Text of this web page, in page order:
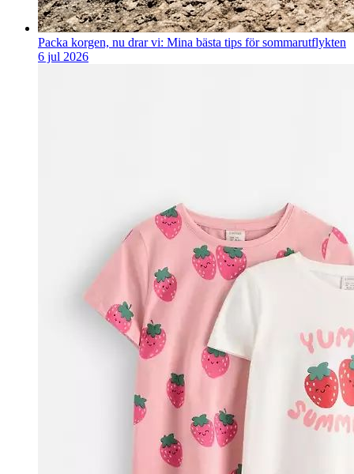
Packa korgen, nu drar vi: Mina bästa tips för sommarutflykten
6 jul 2026